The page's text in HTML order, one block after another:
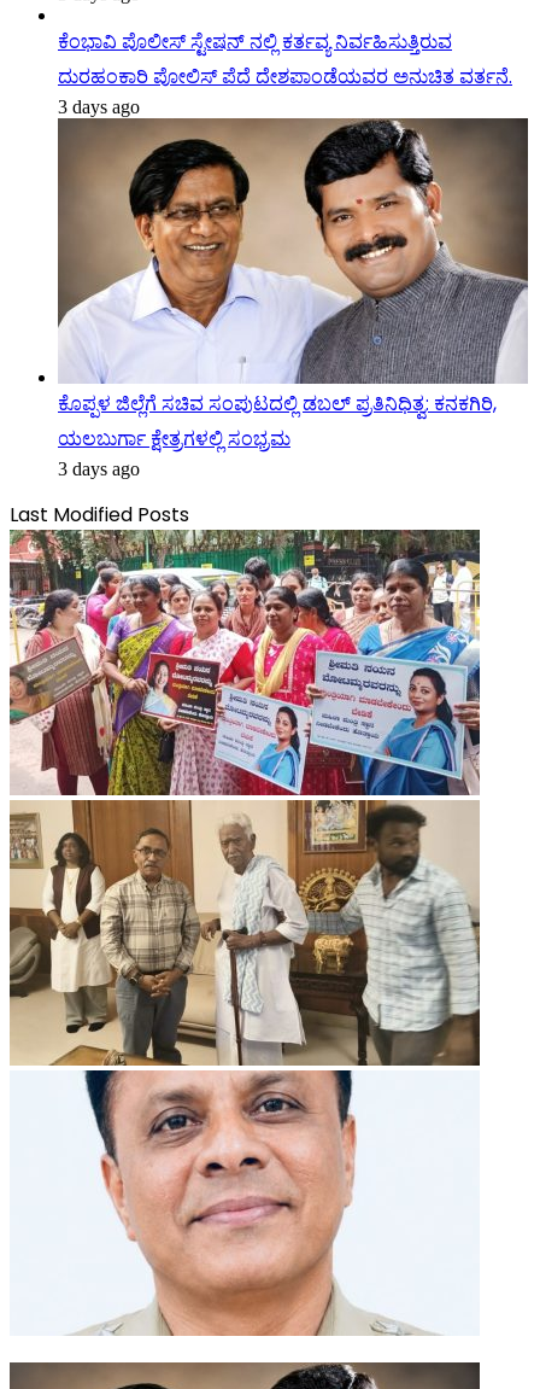
ಕೆಂಭಾವಿ ಪೊಲೀಸ್ ಸ್ಟೇಷನ್ ನಲ್ಲಿ ಕರ್ತವ್ಯ ನಿರ್ವಹಿಸುತ್ತಿರುವ
ದುರಹಂಕಾರಿ ಪೋಲಿಸ್ ಪೆದೆ ದೇಶಪಾಂಡೆಯವರ ಅನುಚಿತ ವರ್ತನೆ.
3 days ago
ಕೊಪ್ಪಳ ಜಿಲ್ಲೆಗೆ ಸಚಿವ ಸಂಪುಟದಲ್ಲಿ ಡಬಲ್ ಪ್ರತಿನಿಧಿತ್ವ: ಕನಕಗಿರಿ,
ಯಲಬುರ್ಗಾ ಕ್ಷೇತ್ರಗಳಲ್ಲಿ ಸಂಭ್ರಮ
3 days ago
Last Modified Posts